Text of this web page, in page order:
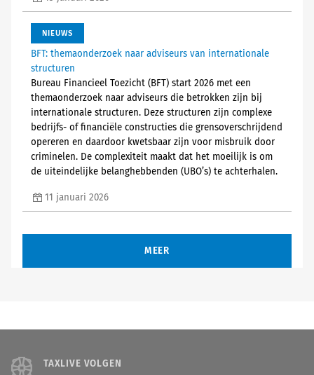
NIEUWS
BFT: themaonderzoek naar adviseurs van internationale
structuren
Bureau Financieel Toezicht (BFT) start 2026 met een
themaonderzoek naar adviseurs die betrokken zijn bij
internationale structuren. Deze structuren zijn complexe
bedrijfs- of financiële constructies die grensoverschrijdend
opereren en daardoor kwetsbaar zijn voor misbruik door
criminelen. De complexiteit maakt dat het moeilijk is om
de uiteindelijke belanghebbenden (UBO’s) te achterhalen.
11 januari 2026
MEER
TAXLIVE VOLGEN